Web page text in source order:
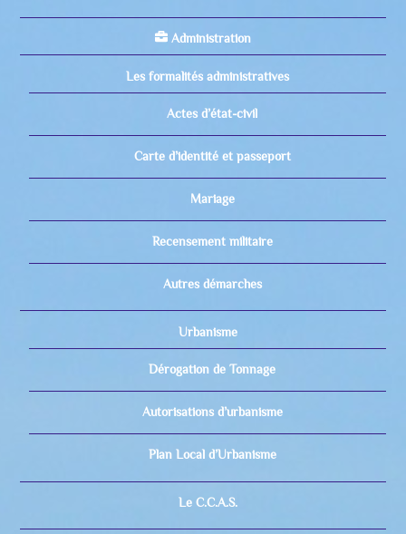
Administration
Les formalités administratives
Actes d’état-civil
Carte d’identité et passeport
Mariage
Recensement militaire
Autres démarches
Urbanisme
Dérogation de Tonnage
Autorisations d’urbanisme
Plan Local d’Urbanisme
Le C.C.A.S.